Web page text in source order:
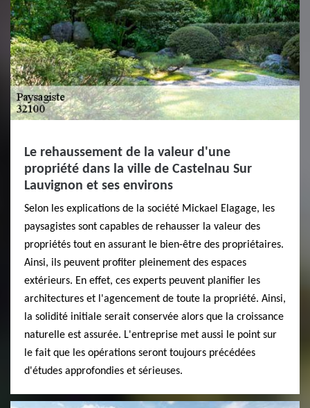
Le rehaussement de la valeur d'une
propriété dans la ville de Castelnau Sur
Lauvignon et ses environs
Selon les explications de la société Mickael Elagage, les
paysagistes sont capables de rehausser la valeur des
propriétés tout en assurant le bien-être des propriétaires.
Ainsi, ils peuvent profiter pleinement des espaces
extérieurs. En effet, ces experts peuvent planifier les
architectures et l'agencement de toute la propriété. Ainsi,
la solidité initiale serait conservée alors que la croissance
naturelle est assurée. L'entreprise met aussi le point sur
le fait que les opérations seront toujours précédées
d'études approfondies et sérieuses.